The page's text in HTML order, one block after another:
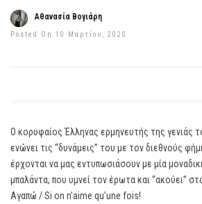
Αθανασία Βογιάρη
Posted On 10 Μαρτίου, 2020
Ο κορυφαίος Έλληνας ερμηνευτής της γενιάς
ενώνει τις “δυνάμεις” του με τον διεθνούς
έρχονται να μας εντυπωσιάσουν με μία
μπαλάντα, που υμνεί τον έρωτα και “ακούει”
Αγαπώ / Si on n’aime qu’une fois!